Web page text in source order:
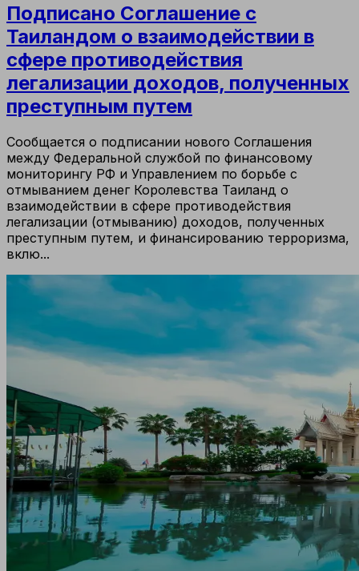
Подписано Соглашение с
Таиландом о взаимодействии в
сфере противодействия
легализации доходов, полученных
преступным путем
Сообщается о подписании нового Соглашения
между Федеральной службой по финансовому
мониторингу РФ и Управлением по борьбе с
отмыванием денег Королевства Таиланд о
взаимодействии в сфере противодействия
легализации (отмыванию) доходов, полученных
преступным путем, и финансированию терроризма,
вклю...